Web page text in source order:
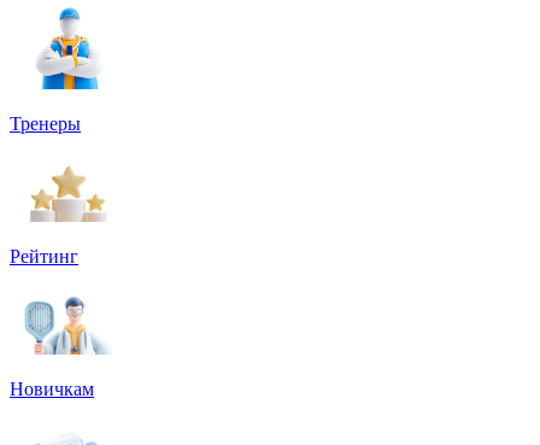
Тренеры
Рейтинг
Новичкам